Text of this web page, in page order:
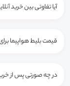
آیا تفاوتی بین خرید
قیمت بلیط هواپیما
در چه صورتی پس از